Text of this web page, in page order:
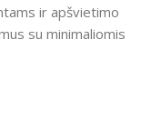
ir apšvietimo
su minimaliomis